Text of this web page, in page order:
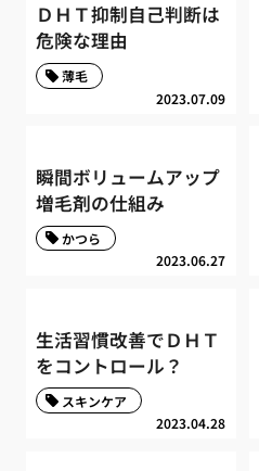
ＤＨＴ抑制自己判断は
危険な理由
2023.07.09
薄毛
瞬間ボリュームアップ
増毛剤の仕組み
2023.06.27
かつら
生活習慣改善でＤＨＴ
をコントロール？
2023.04.28
スキンケア